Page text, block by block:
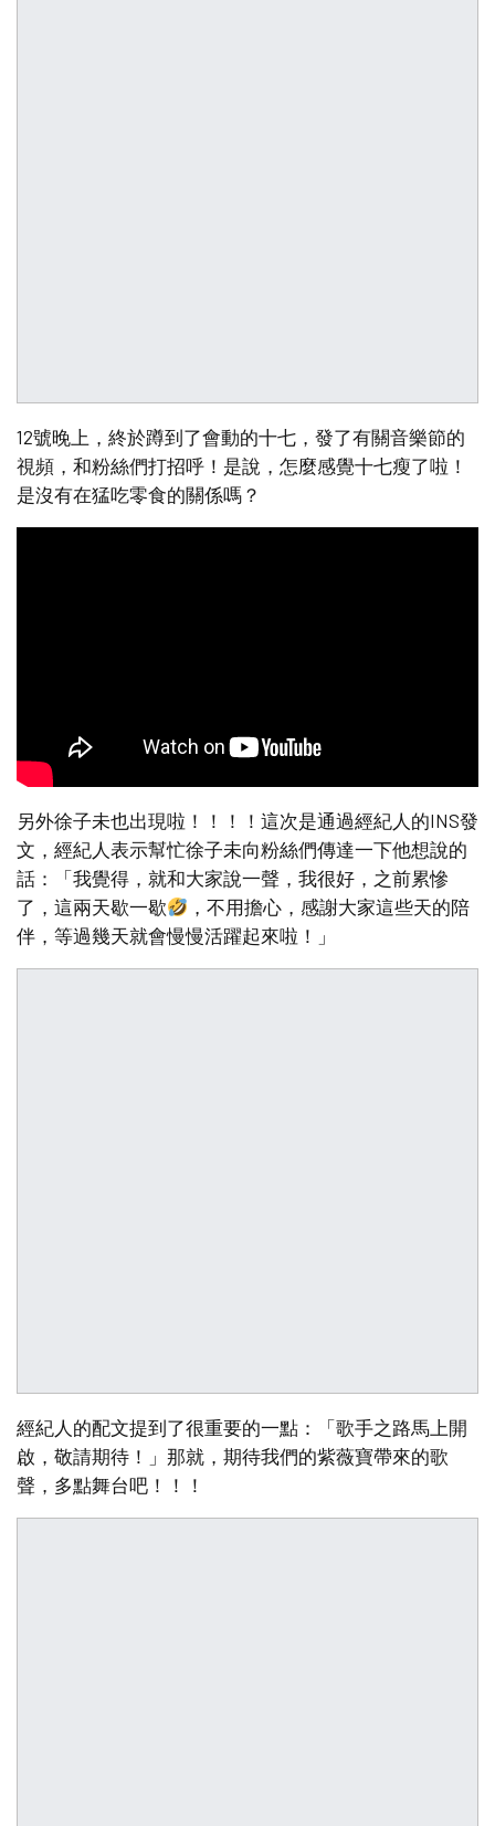
12號晚上，終於蹲到了會動的十七，發了有關音樂節的
視頻，和粉絲們打招呼！是說，怎麼感覺十七瘦了啦！
是沒有在猛吃零食的關係嗎？
另外徐子未也出現啦！！！！這次是通過經紀人的INS發
文，經紀人表示幫忙徐子未向粉絲們傳達一下他想說的
話：「我覺得，就和大家說一聲，我很好，之前累慘
了，這兩天歇一歇
，不用擔心，感謝大家這些天的陪
伴，等過幾天就會慢慢活躍起來啦！」
經紀人的配文提到了很重要的一點：「歌手之路馬上開
啟，敬請期待！」那就，期待我們的紫薇寶帶來的歌
聲，多點舞台吧！！！